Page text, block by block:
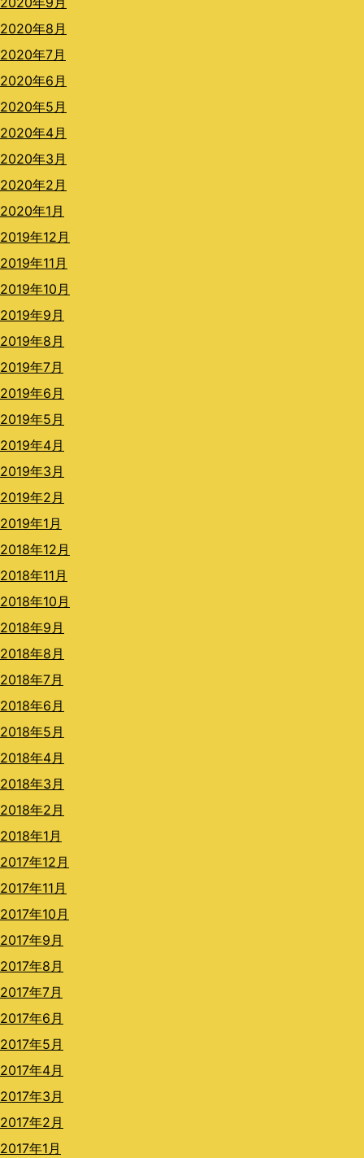
2020年8月
2020年7月
2020年6月
2020年5月
2020年4月
2020年3月
2020年2月
2020年1月
2019年12月
2019年11月
2019年10月
2019年9月
2019年8月
2019年7月
2019年6月
2019年5月
2019年4月
2019年3月
2019年2月
2019年1月
2018年12月
2018年11月
2018年10月
2018年9月
2018年8月
2018年7月
2018年6月
2018年5月
2018年4月
2018年3月
2018年2月
2018年1月
2017年12月
2017年11月
2017年10月
2017年9月
2017年8月
2017年7月
2017年6月
2017年5月
2017年4月
2017年3月
2017年2月
2017年1月